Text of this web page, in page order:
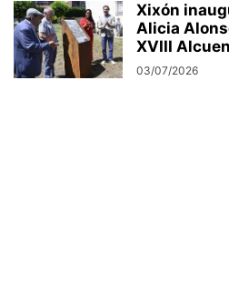
Xixón
Alicia
XVIII
03/07/2026